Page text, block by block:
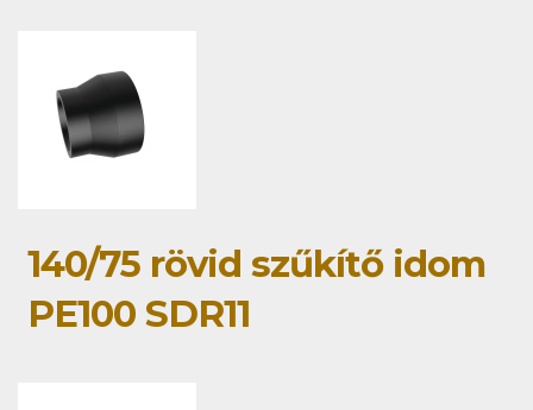
140/75 rövid szűkítő idom
PE100 SDR11